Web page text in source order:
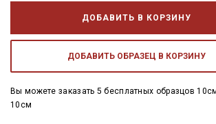
ДОБАВИТЬ В КОРЗИНУ
ДОБАВИТЬ ОБРАЗЕЦ В КОРЗИНУ
Вы можете заказать 5 бесплатных образцов
10см